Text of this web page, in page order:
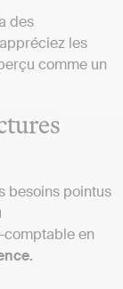
des
les
comme un
besoins pointus
en